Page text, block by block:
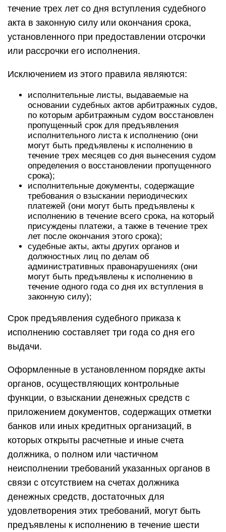
течение трех лет со дня вступления судебного
акта в законную силу или окончания срока,
установленного при предоставлении отсрочки
или рассрочки его исполнения.
Исключением из этого правила являются:
исполнительные листы, выдаваемые на
основании судебных актов арбитражных судов,
по которым арбитражным судом восстановлен
пропущенный срок для предъявления
исполнительного листа к исполнению (они
могут быть предъявлены к исполнению в
течение трех месяцев со дня вынесения судом
определения о восстановлении пропущенного
срока);
исполнительные документы, содержащие
требования о взыскании периодических
платежей (они могут быть предъявлены к
исполнению в течение всего срока, на который
присуждены платежи, а также в течение трех
лет после окончания этого срока);
судебные акты, акты других органов и
должностных лиц по делам об
административных правонарушениях (они
могут быть предъявлены к исполнению в
течение одного года со дня их вступления в
законную силу);
Срок предъявления судебного приказа к
исполнению составляет три года со дня его
выдачи.
Оформленные в установленном порядке акты
органов, осуществляющих контрольные
функции, о взыскании денежных средств с
приложением документов, содержащих отметки
банков или иных кредитных организаций, в
которых открыты расчетные и иные счета
должника, о полном или частичном
неисполнении требований указанных органов в
связи с отсутствием на счетах должника
денежных средств, достаточных для
удовлетворения этих требований, могут быть
предъявлены к исполнению в течение шести